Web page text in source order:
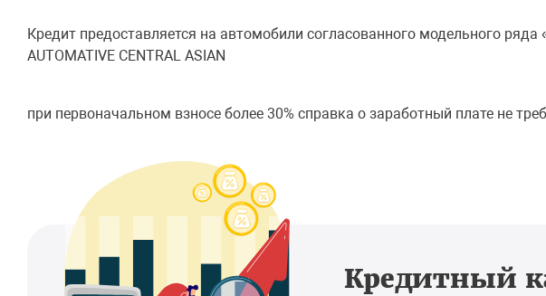
Кредит предоставляется на автомобили согласованного модельного
AUTOMATIVE CENTRAL ASIAN
при первоначальном взносе более 30% справка о заработный плате не
Кредитный